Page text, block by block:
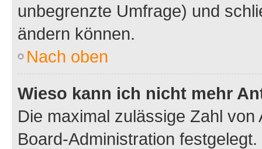
unbegrenzte Umfrage) und
ändern können.
Nach oben
Wieso kann ich nicht mehr
Die maximal zulässige Zahl
Board-Administration